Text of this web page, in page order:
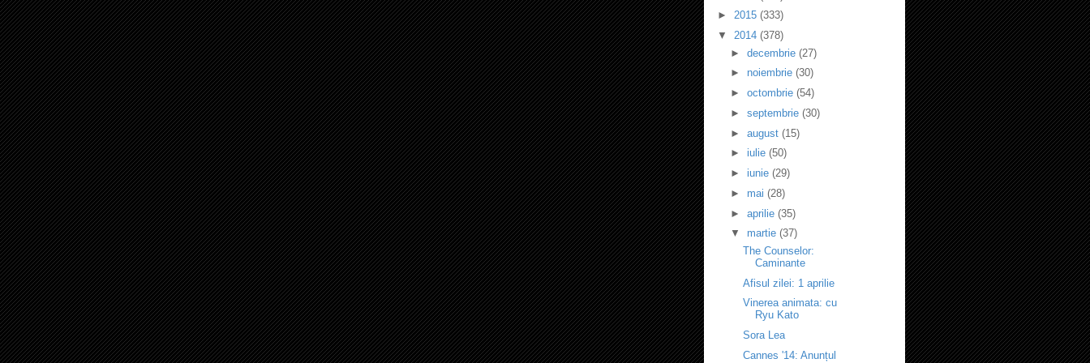
► 2015 (333)
▼ 2014 (378)
► decembrie (27)
► noiembrie (30)
► octombrie (54)
► septembrie (30)
► august (15)
► iulie (50)
► iunie (29)
► mai (28)
► aprilie (35)
▼ martie (37)
The Counselor:
Caminante
Afisul zilei: 1 aprilie
Vinerea animata: cu
Ryu Kato
Sora Lea
Cannes '14: Anunțul